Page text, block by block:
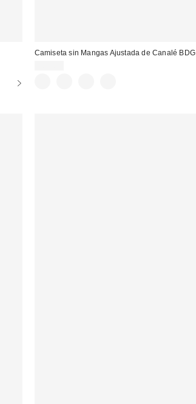
Camiseta sin Mangas Ajustada de Canalé BDG